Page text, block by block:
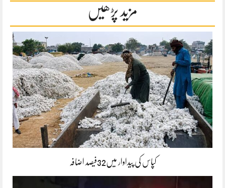
مزید پڑھیں
کپاس کی پیداوار میں32فیصد اضافہ